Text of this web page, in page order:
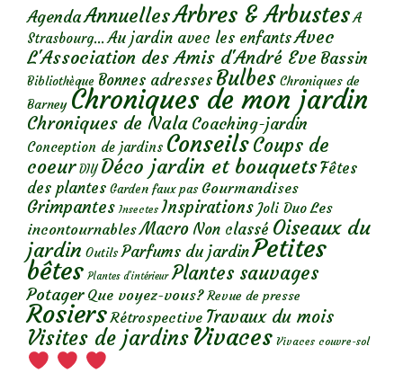
AgendaAnnuellesArbres & Arbustes A
Strasbourg... Au jardin avec les enfantsAvec
L'Association des Amis d'André Eve Bassin
Bibliothèque Bonnes adresses Bulbes Chroniques de
Barney Chroniques de mon jardin
Chroniques de Nala Coaching-jardin
Conception de jardins ConseilsCoups de
coeur DIY Déco jardin et bouquetsFêtes
des plantes Garden faux pas Gourmandises
Grimpantes Insectes Inspirations Joli Duo Les
incontournables Macro Non classé Oiseaux du
jardin Outils Parfums du jardinPetites
bêtes Plantes d’intérieur Plantes sauvages
Potager Que voyez-vous? Revue de presse
Rosiers Rétrospective Travaux du mois
Visites de jardins Vivaces Vivaces couvre-sol